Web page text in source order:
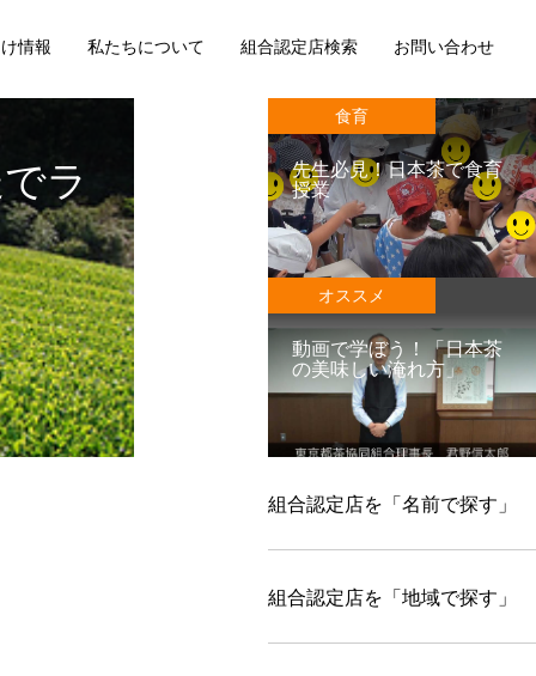
情報 私たちについて 組合認定店検索 お問い合わせ
ラ
食育
先生必見！日本茶で食育
授業
オススメ
動画で学ぼう！「日本茶
の美味しい淹れ方」
組合認定店を「名前で探す」
組合認定店を「地域で探す」